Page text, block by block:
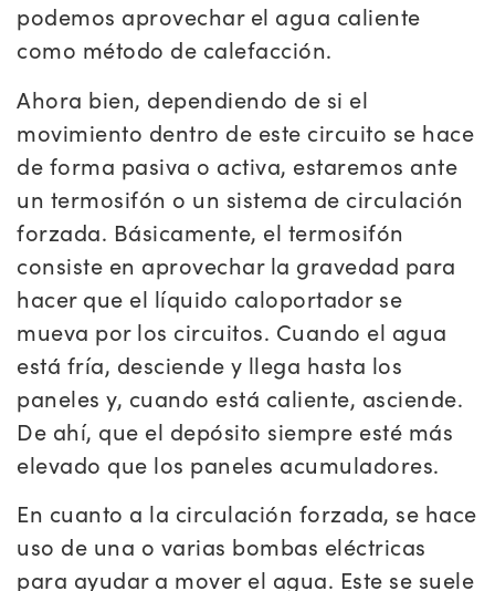
podemos aprovechar el agua caliente
como método de calefacción.
Ahora bien, dependiendo de si el
movimiento dentro de este circuito se hace
de forma pasiva o activa, estaremos ante
un termosifón o un sistema de circulación
forzada. Básicamente, el termosifón
consiste en aprovechar la gravedad para
hacer que el líquido caloportador se
mueva por los circuitos. Cuando el agua
está fría, desciende y llega hasta los
paneles y, cuando está caliente, asciende.
De ahí, que el depósito siempre esté más
elevado que los paneles acumuladores.
En cuanto a la circulación forzada, se hace
uso de una o varias bombas eléctricas
para ayudar a mover el agua. Este se suele